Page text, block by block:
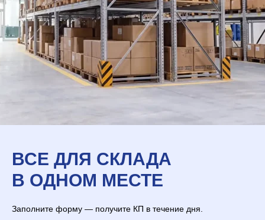
ВСЕ ДЛЯ СКЛАДА
В ОДНОМ МЕСТЕ
Заполните форму — получите КП в течение дня.